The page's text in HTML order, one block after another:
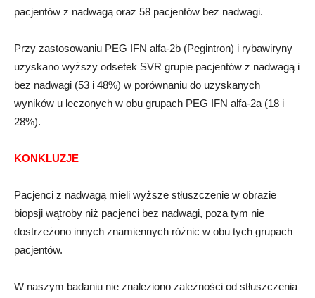
pacjentów z nadwagą oraz 58 pacjentów bez nadwagi.
Przy zastosowaniu PEG IFN alfa-2b (Pegintron) i rybawiryny
uzyskano wyższy odsetek SVR grupie pacjentów z nadwagą i
bez nadwagi (53 i 48%) w porównaniu do uzyskanych
wyników u leczonych w obu grupach PEG IFN alfa-2a (18 i
28%).
KONKLUZJE
Pacjenci z nadwagą mieli wyższe stłuszczenie w obrazie
biopsji wątroby niż pacjenci bez nadwagi, poza tym nie
dostrzeżono innych znamiennych różnic w obu tych grupach
pacjentów.
W naszym badaniu nie znaleziono zależności od stłuszczenia